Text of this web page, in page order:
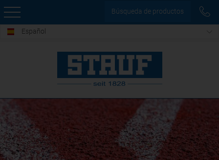
Búsqueda de productos
Español